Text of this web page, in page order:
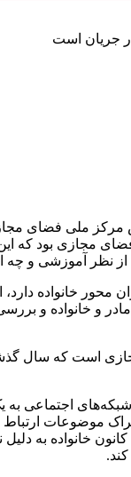
جریان است
مرکز ملی فضای
بود که این
خانواده دارد،
و خانواده و
است که سال
موضوعات
خانواده به